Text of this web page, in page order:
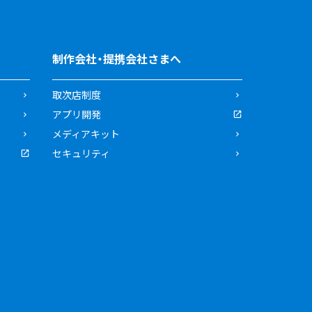
制作会社・提携会社さまへ
取次店制度
アプリ開発
メディアキット
セキュリティ